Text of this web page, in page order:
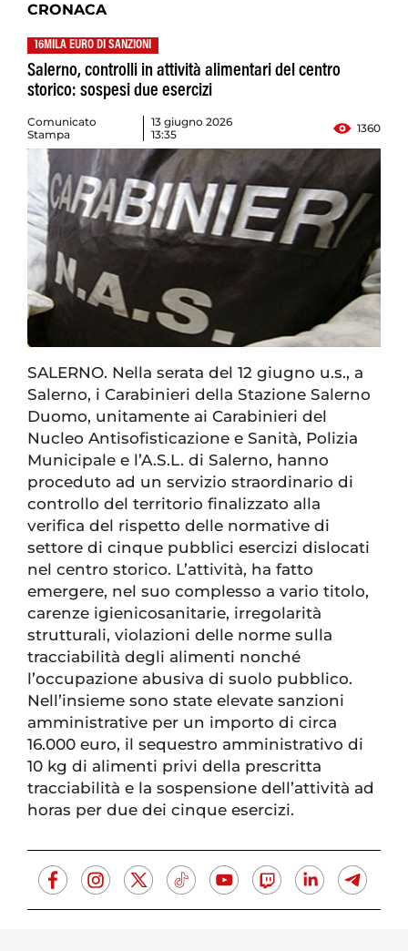
CRONACA
16MILA EURO DI SANZIONI
Salerno, controlli in attività alimentari del centro
storico: sospesi due esercizi
Comunicato
Stampa
13 giugno 2026
13:35
1360
SALERNO. Nella serata del 12 giugno u.s., a
Salerno, i Carabinieri della Stazione Salerno
Duomo, unitamente ai Carabinieri del
Nucleo Antisofisticazione e Sanità, Polizia
Municipale e l’A.S.L. di Salerno, hanno
proceduto ad un servizio straordinario di
controllo del territorio finalizzato alla
verifica del rispetto delle normative di
settore di cinque pubblici esercizi dislocati
nel centro storico. L’attività, ha fatto
emergere, nel suo complesso a vario titolo,
carenze igienicosanitarie, irregolarità
strutturali, violazioni delle norme sulla
tracciabilità degli alimenti nonché
l’occupazione abusiva di suolo pubblico.
Nell’insieme sono state elevate sanzioni
amministrative per un importo di circa
16.000 euro, il sequestro amministrativo di
10 kg di alimenti privi della prescritta
tracciabilità e la sospensione dell’attività ad
horas per due dei cinque esercizi.